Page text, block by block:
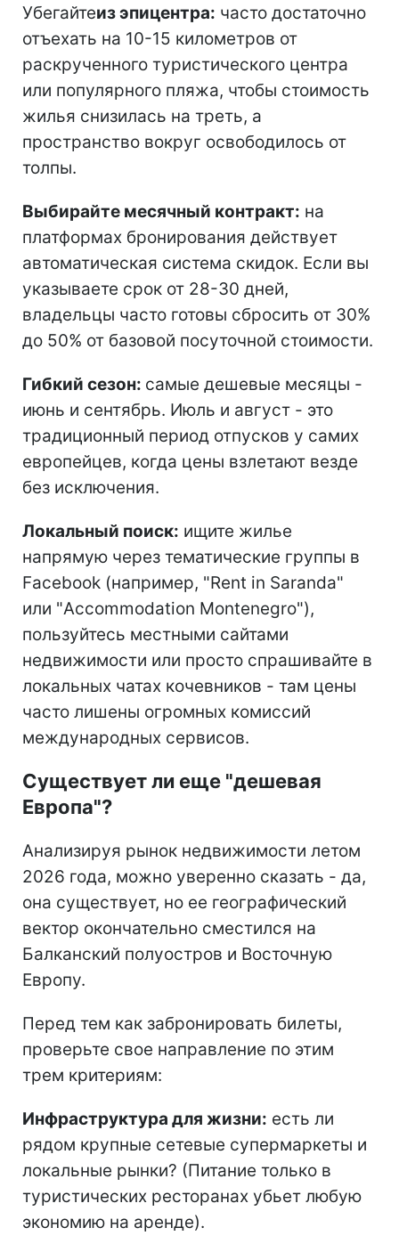
Убегайтеиз эпицентра: часто достаточно
отъехать на 10-15 километров от
раскрученного туристического центра
или популярного пляжа, чтобы стоимость
жилья снизилась на треть, а
пространство вокруг освободилось от
толпы.
Выбирайте месячный контракт: на
платформах бронирования действует
автоматическая система скидок. Если вы
указываете срок от 28-30 дней,
владельцы часто готовы сбросить от 30%
до 50% от базовой посуточной стоимости.
Гибкий сезон: самые дешевые месяцы -
июнь и сентябрь. Июль и август - это
традиционный период отпусков у самих
европейцев, когда цены взлетают везде
без исключения.
Локальный поиск: ищите жилье
напрямую через тематические группы в
Facebook (например, "Rent in Saranda"
или "Accommodation Montenegro"),
пользуйтесь местными сайтами
недвижимости или просто спрашивайте в
локальных чатах кочевников - там цены
часто лишены огромных комиссий
международных сервисов.
Существует ли еще "дешевая
Европа"?
Анализируя рынок недвижимости летом
2026 года, можно уверенно сказать - да,
она существует, но ее географический
вектор окончательно сместился на
Балканский полуостров и Восточную
Европу.
Перед тем как забронировать билеты,
проверьте свое направление по этим
трем критериям:
Инфраструктура для жизни: есть ли
рядом крупные сетевые супермаркеты и
локальные рынки? (Питание только в
туристических ресторанах убьет любую
экономию на аренде).